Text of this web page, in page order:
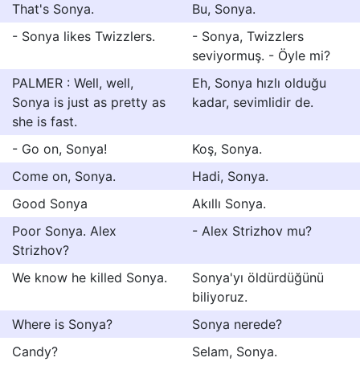
That's Sonya.
Bu, Sonya.
- Sonya likes Twizzlers.
- Sonya, Twizzlers
seviyormuş. - Öyle mi?
PALMER : Well, well,
Sonya is just as pretty as
she is fast.
Eh, Sonya hızlı olduğu
kadar, sevimlidir de.
- Go on, Sonya!
Koş, Sonya.
Come on, Sonya.
Hadi, Sonya.
Good Sonya
Akıllı Sonya.
Poor Sonya. Alex
Strizhov?
- Alex Strizhov mu?
We know he killed Sonya.
Sonya'yı öldürdüğünü
biliyoruz.
Where is Sonya?
Sonya nerede?
Candy?
Selam, Sonya.